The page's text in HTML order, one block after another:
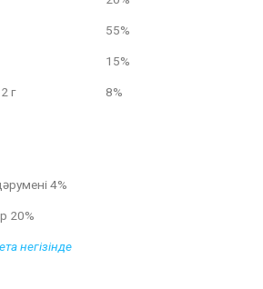
55%
15%
г 8%
4%
20%
негізінде